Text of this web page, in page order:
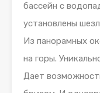
бассейн с
установлены
Из панорамных
на горы.
Дает